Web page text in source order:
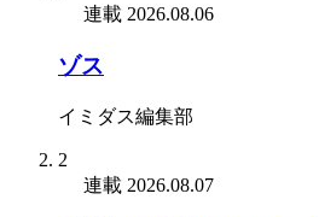
連載 2026.08.06
ゾス
イミダス編集部
2
連載 2026.08.07